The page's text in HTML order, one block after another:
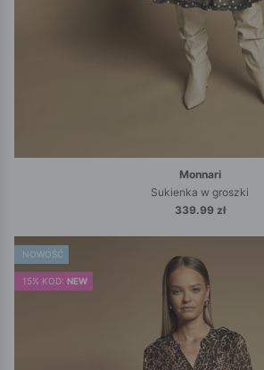
Monnari
Sukienka w groszki
339.99 zł
NOWOŚĆ
15% KOD: NEW